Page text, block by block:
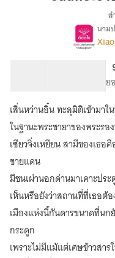
เลี้ยง
หมู
นาม
ย
เสิ่นหว่านอิ๋น ทะลุมิติเข้ามา
ในฐานะพระชายาของพระร
เซียวจิ่งเหยียน สามีของเธอ
ชายแดน
มีชนเผ่านอกด่านมาเคาะปร
เห็นหรือยังว่าสถานที่ที่เธอ
เมืองแห่งนี้กันดารขนาดที่น
กระดูก
เพราะไม่มีแม้แต่เศษข้าวสาร